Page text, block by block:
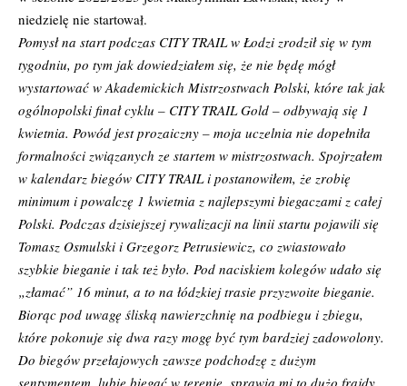
niedzielę nie startował.
Pomysł na start podczas CITY TRAIL w Łodzi zrodził się w tym
tygodniu, po tym jak dowiedziałem się, że nie będę mógł
wystartować w Akademickich Mistrzostwach Polski, które tak jak
ogólnopolski finał cyklu – CITY TRAIL Gold – odbywają się 1
kwietnia. Powód jest prozaiczny – moja uczelnia nie dopełniła
formalności związanych ze startem w mistrzostwach. Spojrzałem
w kalendarz biegów CITY TRAIL i postanowiłem, że zrobię
minimum i powalczę 1 kwietnia z najlepszymi biegaczami z całej
Polski. Podczas dzisiejszej rywalizacji na linii startu pojawili się
Tomasz Osmulski i Grzegorz Petrusiewicz, co zwiastowało
szybkie bieganie i tak też było. Pod naciskiem kolegów udało się
„złamać” 16 minut, a to na łódzkiej trasie przyzwoite bieganie.
Biorąc pod uwagę śliską nawierzchnię na podbiegu i zbiegu,
które pokonuje się dwa razy mogę być tym bardziej zadowolony.
Do biegów przełajowych zawsze podchodzę z dużym
sentymentem, lubię biegać w terenie, sprawia mi to dużo frajdy.